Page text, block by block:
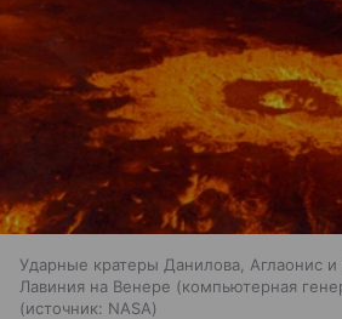
Ударные кратеры Данилова, Аглаонис и
Лавиния на Венере (компьютерная
источник: NASA